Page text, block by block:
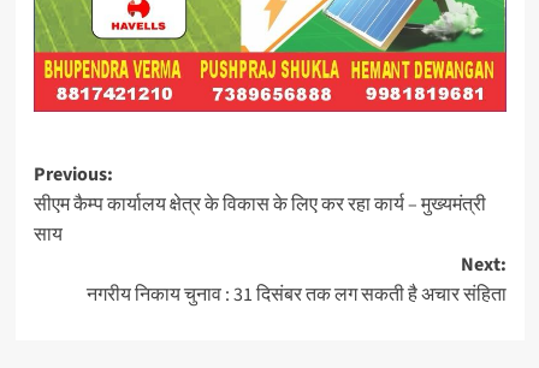
Post
navigation
Previous:
सीएम कैम्प कार्यालय क्षेत्र के विकास के लिए कर रहा कार्य – मुख्यमंत्री
साय
Next:
नगरीय निकाय चुनाव : 31 दिसंबर तक लग सकती है अचार संहिता